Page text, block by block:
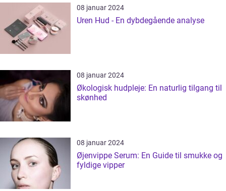
08 januar 2024
Uren Hud - En dybdegående analyse
08 januar 2024
Økologisk hudpleje: En naturlig tilgang til
skønhed
08 januar 2024
Øjenvippe Serum: En Guide til smukke og
fyldige vipper